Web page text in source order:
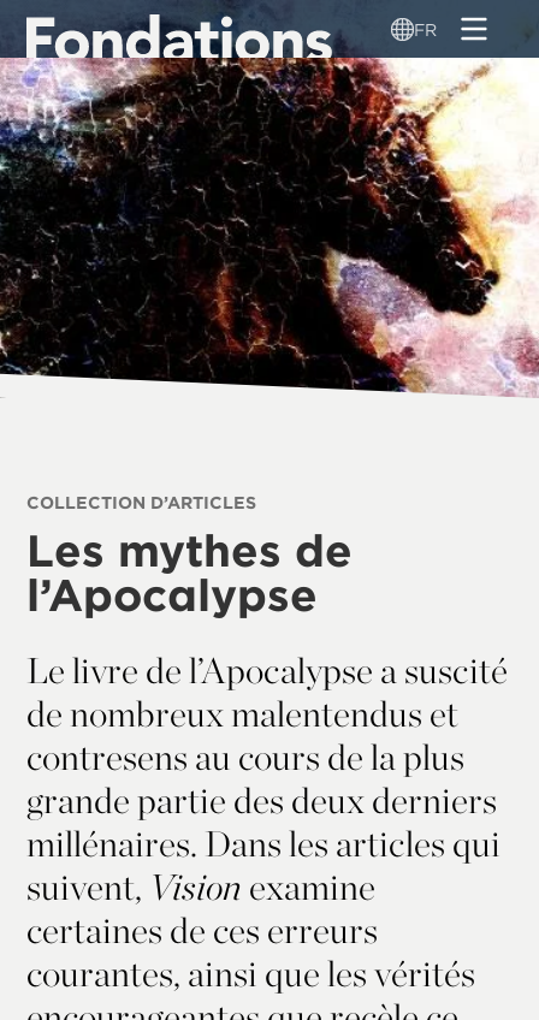
Aller
contenu
principal
FR
COLLECTION D’ARTICLES
Les mythes de
l’Apocalypse
Le livre de l’Apocalypse a suscité
de nombreux malentendus et
contresens au cours de la plus
grande partie des deux derniers
millénaires. Dans les articles qui
suivent, Vision examine
certaines de ces erreurs
courantes, ainsi que les vérités